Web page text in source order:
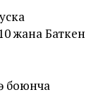
жана Баткен
боюнча